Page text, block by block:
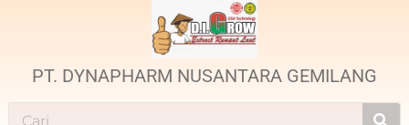
PT. DYNAPHARM NUSANTARA GEMILANG